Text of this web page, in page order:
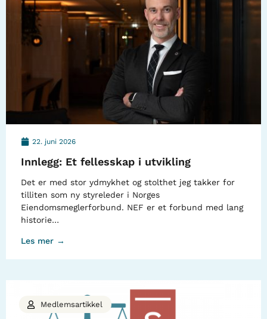
22. juni 2026
Innlegg: Et fellesskap i utvikling
Det er med stor ydmykhet og stolthet jeg takker for
tilliten som ny styreleder i Norges
Eiendomsmeglerforbund. NEF er et forbund med lang
historie…
Les mer →
Medlemsartikkel